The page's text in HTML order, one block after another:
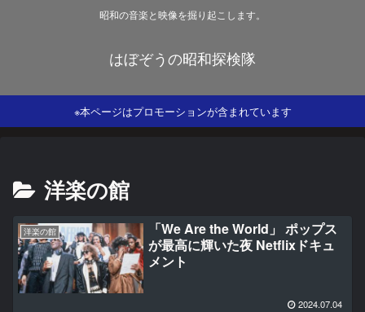
昭和の音楽と映像を掘り起こします。
はぼぞうの昭和探検隊
※本ページはプロモーションが含まれています
洋楽の館
洋楽の館
「We Are the World」 ポップス
が最高に輝いた夜 Netflixドキュ
メント
2024.07.04